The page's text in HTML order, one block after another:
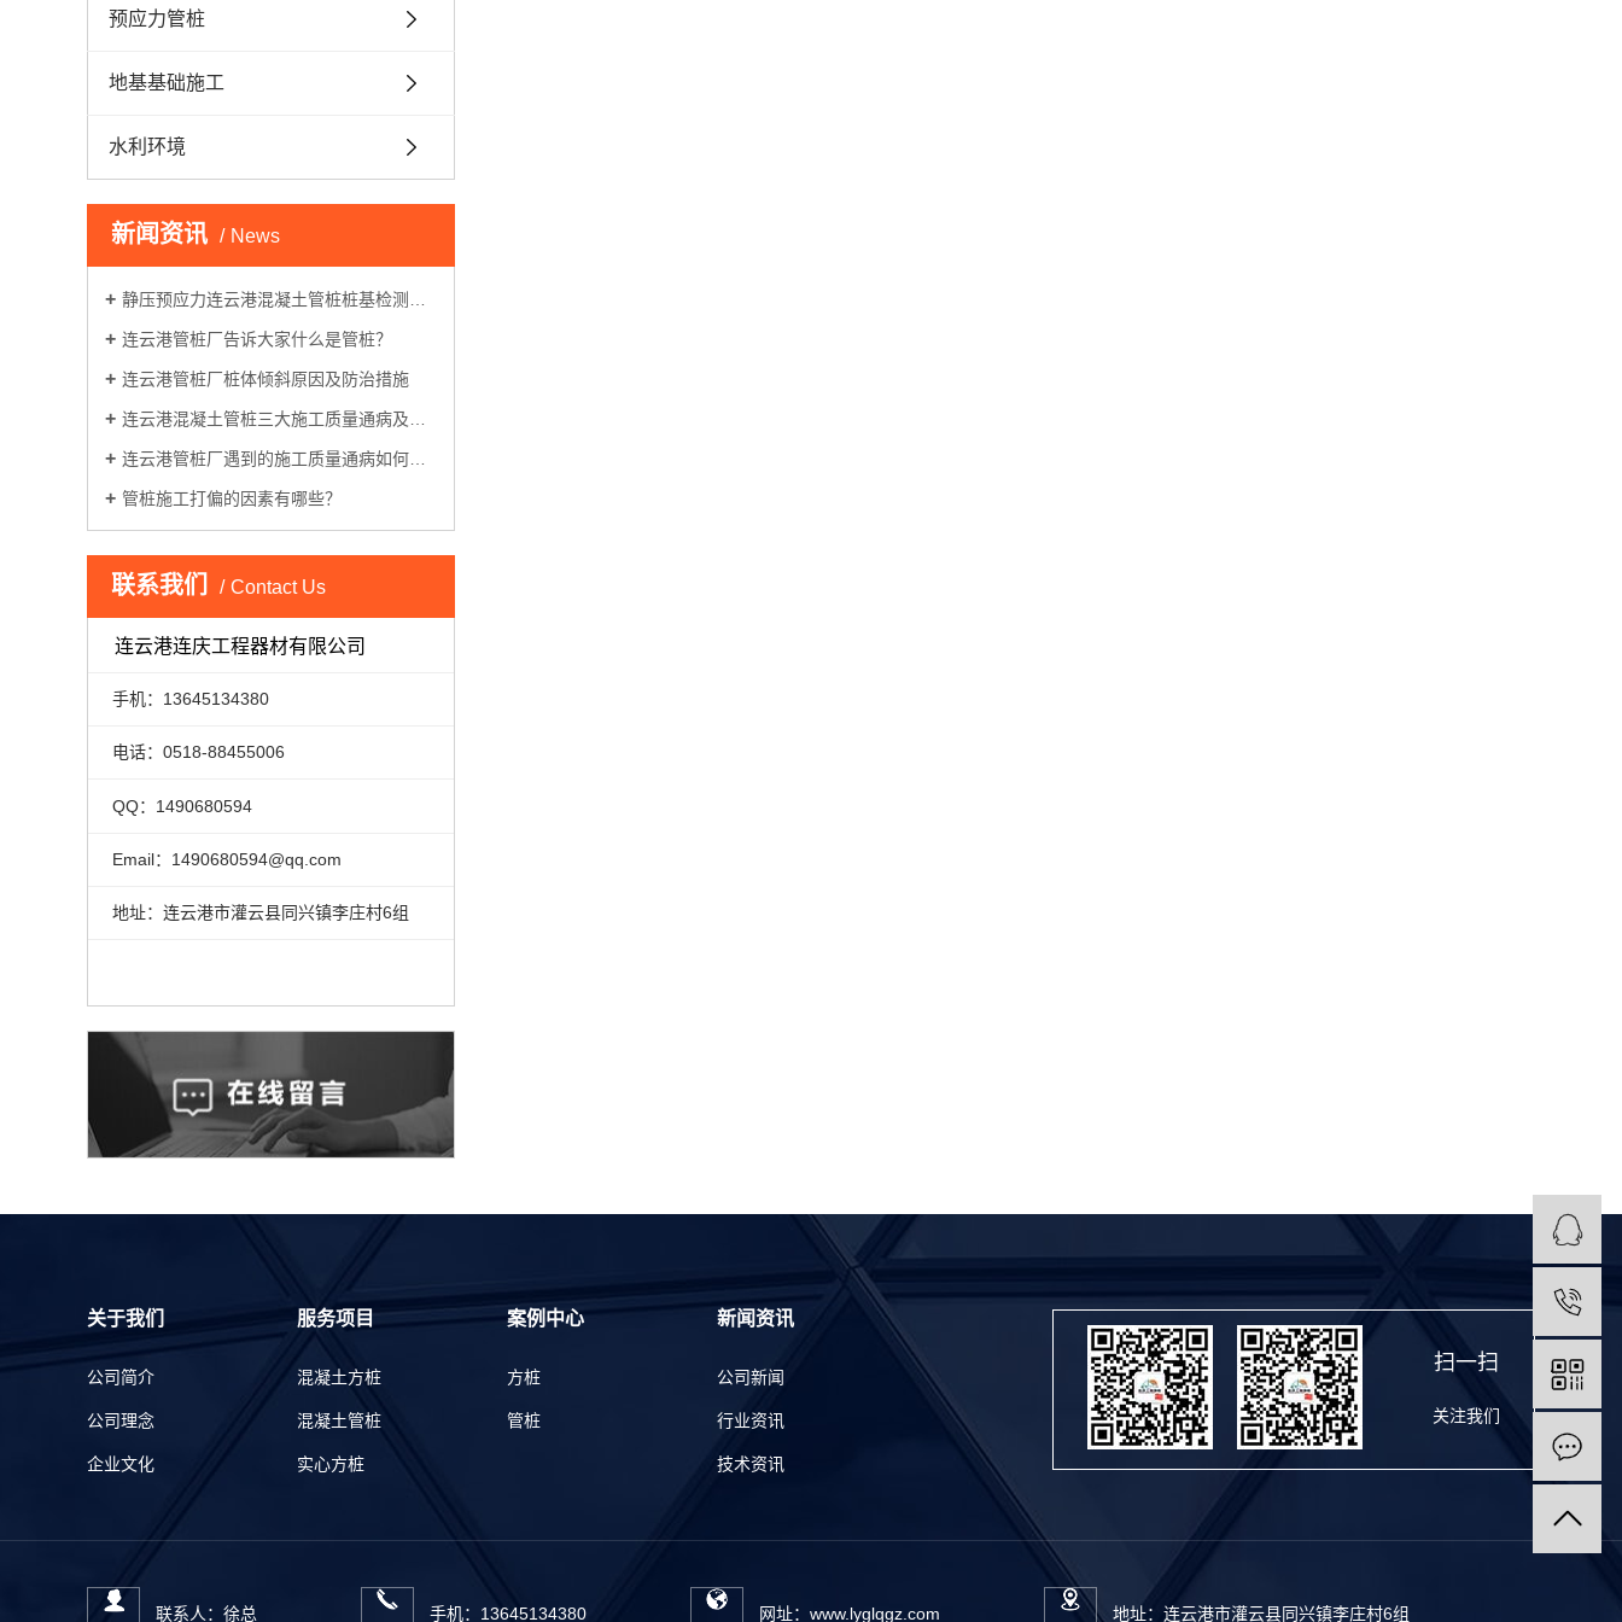
预应力管桩
地基基础施工
水利环境
新闻资讯 News
静压预应力连云港混凝土管桩桩基检测的五种方法
连云港管桩厂告诉大家什么是管桩？
连云港管桩厂桩体倾斜原因及防治措施
连云港混凝土管桩三大施工质量通病及防治
连云港管桩厂遇到的施工质量通病如何防治
管桩施工打偏的因素有哪些？
联系我们 Contact Us
连云港连庆工程器材有限公司
手机：13645134380
电话：0518-88455006
QQ：1490680594
Email：1490680594@qq.com
地址：连云港市灌云县同兴镇李庄村6组
关于我们
公司简介
公司理念
企业文化
服务项目
混凝土方桩
混凝土管桩
实心方桩
地基基础施工
案例中心
方桩
管桩
新闻资讯
公司新闻
行业资讯
技术资讯
扫一扫
关注我们
联系人：徐总 手机：13645134380 网址：www.lyglqgz.com 地址：连云港市灌云县同兴镇李庄村6组